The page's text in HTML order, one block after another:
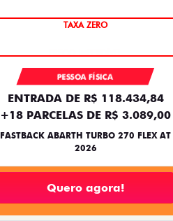
TAXA ZERO
PESSOA FÍSICA
ENTRADA DE R$ 118.434,84
+18 PARCELAS DE R$ 3.089,00
FASTBACK ABARTH TURBO 270 FLEX AT
2026
Quero agora!